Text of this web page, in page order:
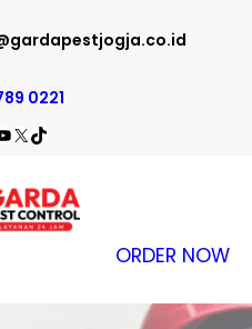
0221
X TikTok
ORDER NOW